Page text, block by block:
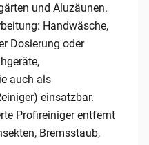
und Aluzäunen.
Handwäsche,
Dosierung oder
auch als
einsatzbar.
Profireiniger entfernt
Bremsstaub,